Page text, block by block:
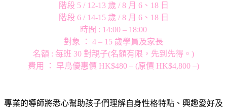
階段 5 / 12-13 歲 / 8 月 6、18 日
階段 6 / 14-15 歲 / 8 月 6、18 日
時間 : 14:00 – 18:00
對象 ： 4 – 15 歲學員及家長
名額 : 每班 30 對親子(名額有限，先到先得。)
費用 ： 早鳥優惠價 HK$480 – (原價 HK$4,800 –)
專業的導師將悉心幫助孩子們理解自身性格特點、興趣愛好及